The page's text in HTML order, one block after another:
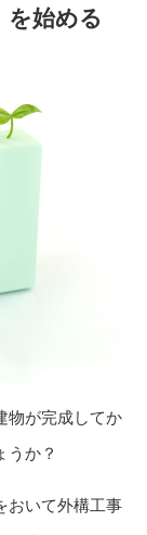
を始める
物が完成してか
うか？
おいて外構工事